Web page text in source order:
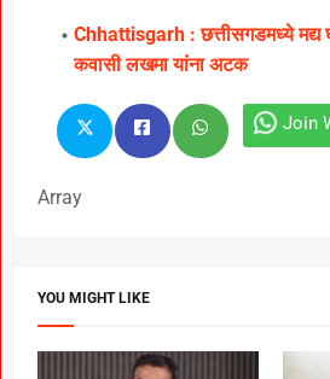
Chhattisgarh : छत्तीसगडमध्ये मद्य
कवासी लखमा यांना अटक
Join
Array
YOU MIGHT LIKE